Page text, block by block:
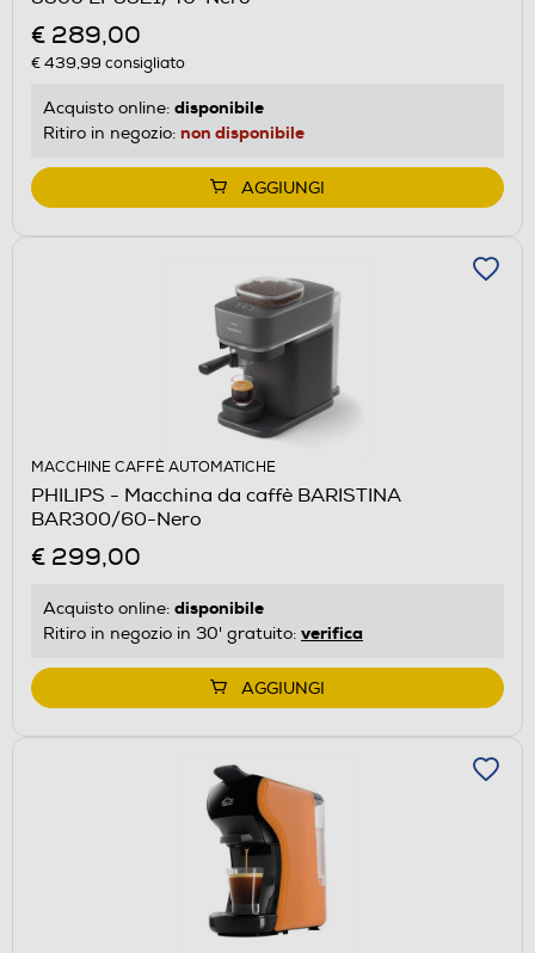
€ 289,00
€ 439,99 consigliato
Acquisto online: disponibile
Ritiro in negozio: non disponibile
AGGIUNGI
MACCHINE CAFFÈ AUTOMATICHE
PHILIPS - Macchina da caffè BARISTINA
BAR300/60-Nero
€ 299,00
Acquisto online: disponibile
Ritiro in negozio in 30' gratuito: verifica
AGGIUNGI